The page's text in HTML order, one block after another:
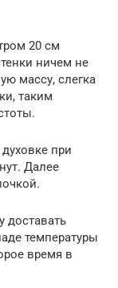
20 см
ничем не
массу, слегка
таким
при
Далее
доставать
температуры
время в